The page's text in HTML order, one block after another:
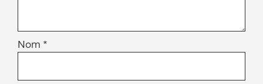
Nom *